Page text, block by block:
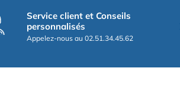
Service client et Conseils
personnalisés
Appelez-nous au 02.51.34.45.62